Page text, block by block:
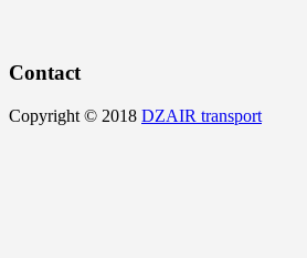
Contact
Copyright © 2018 DZAIR transport